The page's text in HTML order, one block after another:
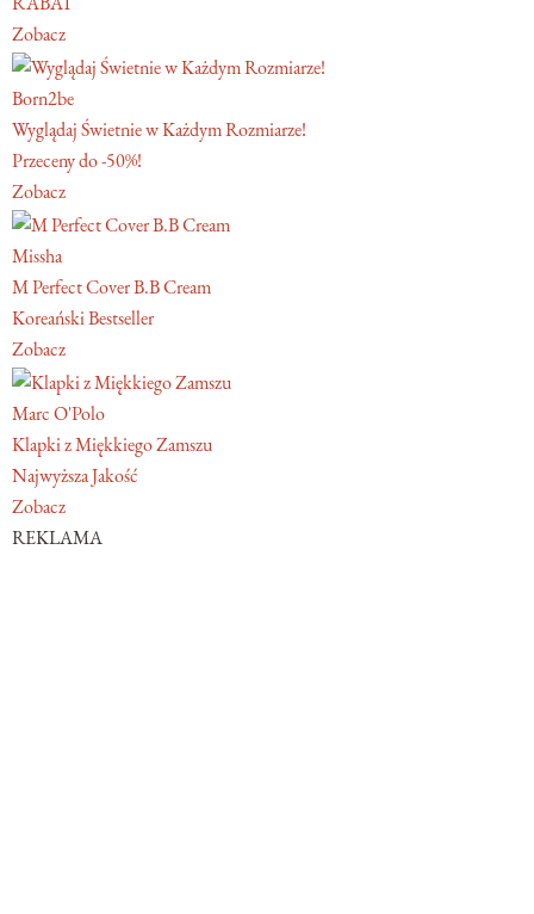
Zobacz
Born2be
Wyglądaj Świetnie w Każdym Rozmiarze!
Przeceny do -50%!
Zobacz
Missha
M Perfect Cover B.B Cream
Koreański Bestseller
Zobacz
Marc O'Polo
Klapki z Miękkiego Zamszu
Najwyższa Jakość
Zobacz
REKLAMA